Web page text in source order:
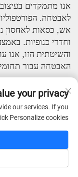
אנו מתמקדים
לאבטחה.
אש, כסאות לאחסון
וחדרי כנופיות.
והשיטתית הזו, אנו
האבטחה עבור תחומי
מקצועיות. על ידי
ניהול, בנויה מערכת
הניהול המרכזית
מקצועיות, יעילות
יש לנו יכולת עמידה
your privacy
our services. If you
Personalize cookies.